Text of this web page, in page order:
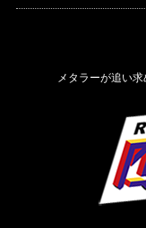
メタラーが追い求